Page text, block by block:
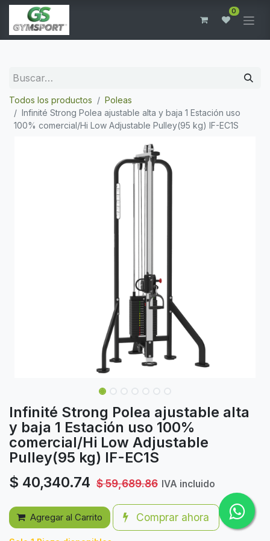
0
Todos los productos
Poleas
Infinité Strong Polea ajustable alta y baja 1 Estación uso
100% comercial/Hi Low Adjustable Pulley(95 kg) IF-EC1S
Infinité Strong Polea ajustable alta
y baja 1 Estación uso 100%
comercial/Hi Low Adjustable
Pulley(95 kg) IF-EC1S
$ 40,340.74 $59,689.86 IVA incluido
Agregar al Carrito Comprar ahora